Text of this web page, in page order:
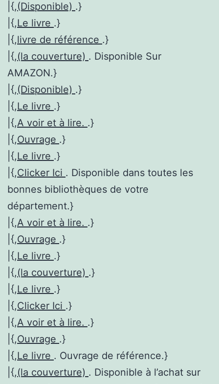
|{,(Disponible) .}
|{,Le livre .}
|{,livre de référence .}
|{,(la couverture) . Disponible Sur
AMAZON.}
|{,(Disponible) .}
|{,Le livre .}
|{,A voir et à lire. .}
|{,Ouvrage .}
|{,Le livre .}
|{,Clicker Ici . Disponible dans toutes les
bonnes bibliothèques de votre
département.}
|{,A voir et à lire. .}
|{,Ouvrage .}
|{,Le livre .}
|{,(la couverture) .}
|{,Le livre .}
|{,Clicker Ici .}
|{,A voir et à lire. .}
|{,Ouvrage .}
|{,Le livre . Ouvrage de référence.}
|{,(la couverture) . Disponible à l’achat sur